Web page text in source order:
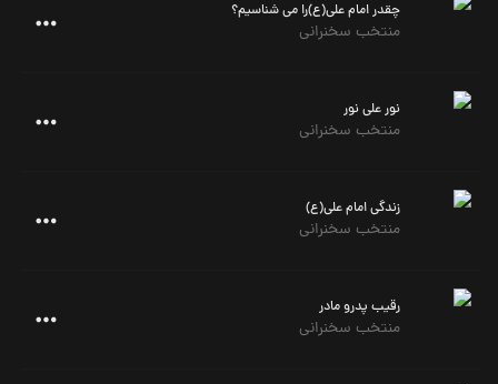
چقدر امام علی(ع)را می شناسیم؟
منتخب سخنرانی
نور علی نور
منتخب سخنرانی
زندگی امام علی(ع)
منتخب سخنرانی
رقیب پدرو مادر
منتخب سخنرانی